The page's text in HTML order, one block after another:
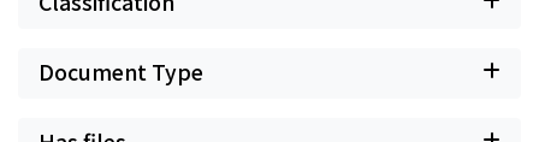
Document Type